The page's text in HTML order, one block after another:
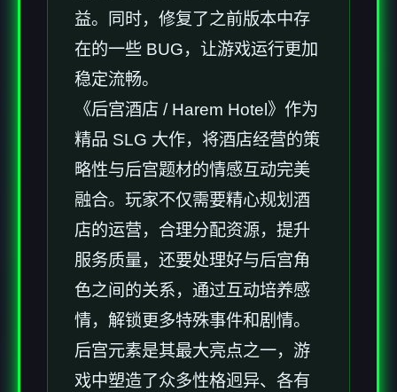
益。同时，修复了之前版本中存
在的一些 BUG，让游戏运行更加
稳定流畅。
《后宫酒店 / Harem Hotel》作为
精品 SLG 大作，将酒店经营的策
略性与后宫题材的情感互动完美
融合。玩家不仅需要精心规划酒
店的运营，合理分配资源，提升
服务质量，还要处理好与后宫角
色之间的关系，通过互动培养感
情，解锁更多特殊事件和剧情。
后宫元素是其最大亮点之一，游
戏中塑造了众多性格迥异、各有